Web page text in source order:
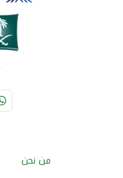
من نحن